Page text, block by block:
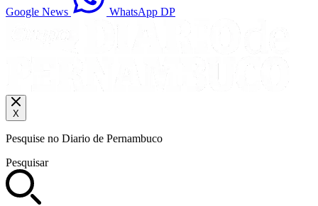
Google News WhatsApp DP
X
Pesquise no Diario de Pernambuco
Pesquisar